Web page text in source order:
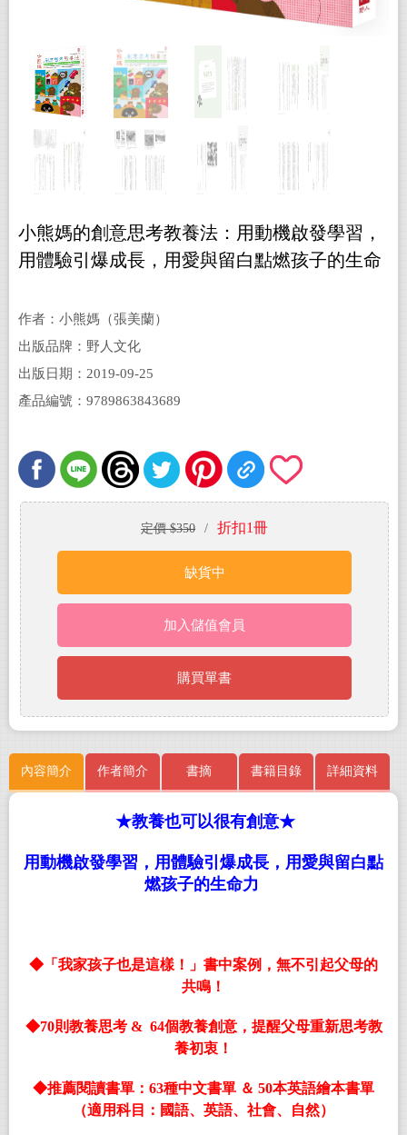
小熊媽的創意思考教養法：用動機啟發學習，
用體驗引爆成長，用愛與留白點燃孩子的生命
作者：小熊媽（張美蘭）
出版品牌：野人文化
出版日期：2019-09-25
產品編號：9789863843689
定價 $350 / 折扣1冊
缺貨中
加入儲值會員
購買單書
內容簡介 作者簡介 書摘 書籍目錄 詳細資料
★教養也可以很有創意★
用動機啟發學習，用體驗引爆成長，用愛與留白點
燃孩子的生命力
◆ 「我家孩子也是這樣！」書中案例，無不引起父母的
共鳴！
◆70則教養思考& 64個教養創意，提醒父母重新思考教
養初衷！
◆推薦閱讀書單： 63種中文書單 ＆ 50本英語繪本書單
（適用科目：國語、英語、社會、自然）